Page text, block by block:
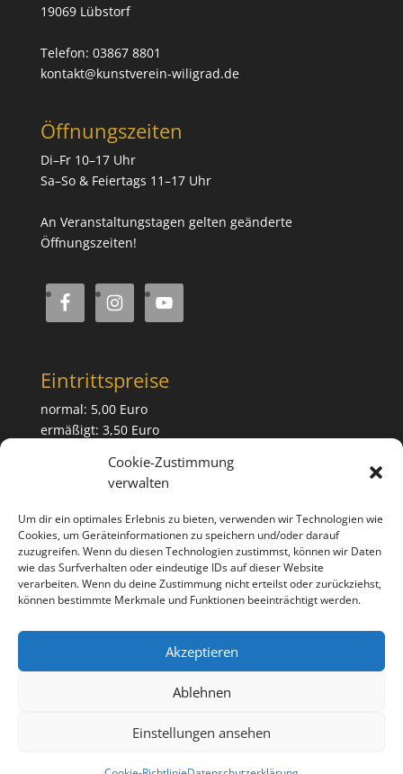
Cookie-Zustimmung
verwalten
Um dir ein optimales Erlebnis zu bieten, verwenden wir Technologien wie
Cookies, um Geräteinformationen zu speichern und/oder darauf
zuzugreifen. Wenn du diesen Technologien zustimmst, können wir Daten
wie das Surfverhalten oder eindeutige IDs auf dieser Website
verarbeiten. Wenn du deine Zustimmung nicht erteilst oder zurückziehst,
können bestimmte Merkmale und Funktionen beeinträchtigt werden.
Akzeptieren
Ablehnen
Einstellungen ansehen
19069 Lübstorf
Telefon: 03867 8801
kontakt@kunstverein-wiligrad.de
Öffnungszeiten
Di–Fr 10–17 Uhr
Sa–So & Feiertags 11–17 Uhr
An Veranstaltungstagen gelten geänderte
Öffnungszeiten!
Eintrittspreise
normal: 5,00 Euro
ermäßigt: 3,50 Euro
Die Eintrittspreise für Sonder-veranstaltungen
entnehmen Sie bitte den jeweiligen Ankündigungen.
Links
Impressum
Datenschutz